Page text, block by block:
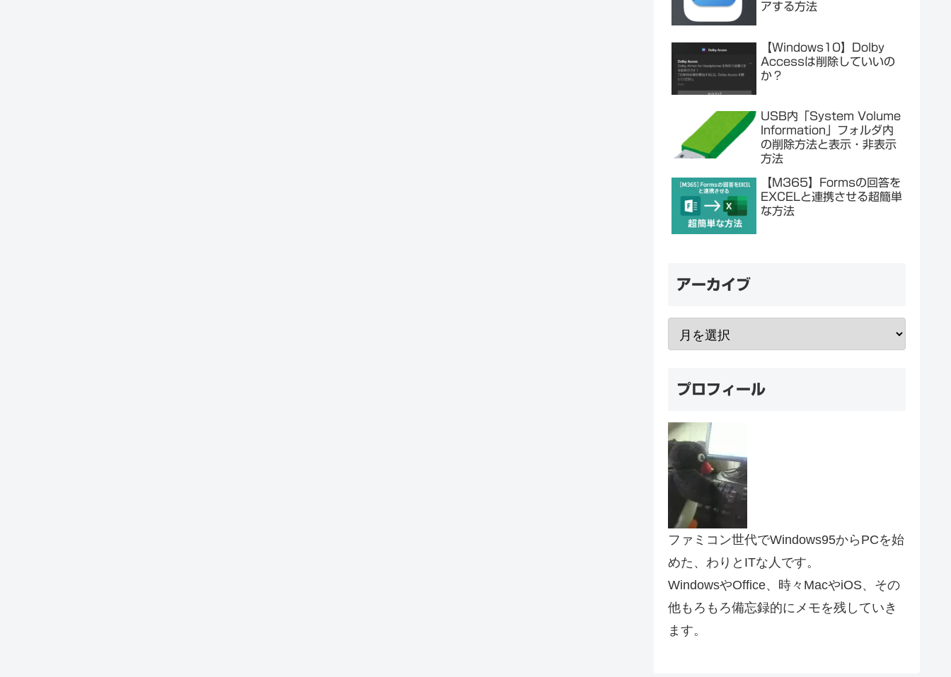
アする方法
【Windows10】Dolby
Accessは削除していいの
か？
USB内「System Volume
Information」フォルダ内
の削除方法と表示・非表示
方法
【M365】Formsの回答を
EXCELと連携させる超簡単
な方法
アーカイブ
プロフィール
ファミコン世代でWindows95からPCを始
めた、わりとITな人です。
WindowsやOffice、時々MacやiOS、その
他もろもろ備忘録的にメモを残していき
ます。